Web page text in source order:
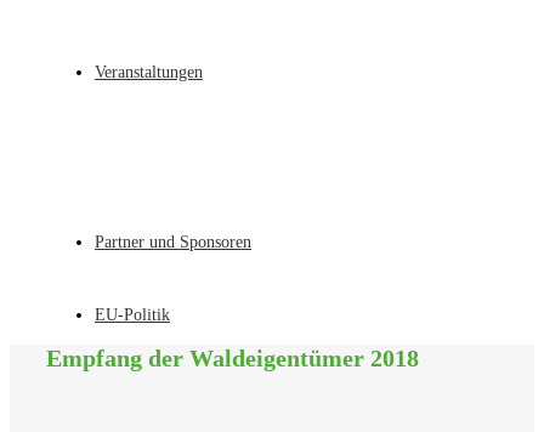
Veranstaltungen
Partner und Sponsoren
EU-Politik
Empfang der Waldeigentümer 2018